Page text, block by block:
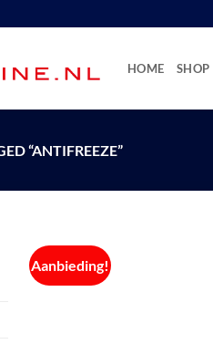
HOME SHOP
“ANTIFREEZE”
Aanbieding!